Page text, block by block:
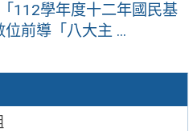
「112學年度十二年國民基
前導「八大主 ...